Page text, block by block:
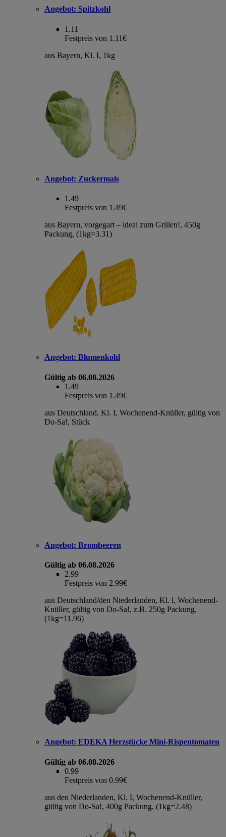
Angebot: Spitzkohl
1.11
Festpreis von 1.11€
aus Bayern, Kl. I, 1kg
Angebot: Zuckermais
1.49
Festpreis von 1.49€
aus Bayern, vorgegart – ideal zum Grillen!, 450g
Packung, (1kg=3.31)
Angebot: Blumenkohl
Gültig ab 06.08.2026
1.49
Festpreis von 1.49€
aus Deutschland, Kl. I, Wochenend-Knüller, gültig von
Do-Sa!, Stück
Angebot: Brombeeren
Gültig ab 06.08.2026
2.99
Festpreis von 2.99€
aus Deutschland/den Niederlanden, Kl. l, Wochenend-
Knüller, gültig von Do-Sa!, z.B. 250g Packung,
(1kg=11.96)
Angebot: EDEKA Herzstücke Mini-Rispentomaten
Gültig ab 06.08.2026
0.99
Festpreis von 0.99€
aus den Niederlanden, Kl. I, Wochenend-Knüller,
gültig von Do-Sa!, 400g Packung, (1kg=2.48)